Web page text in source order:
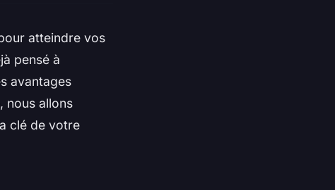
atteindre vos
pensé à
avantages
nous allons
clé de votre